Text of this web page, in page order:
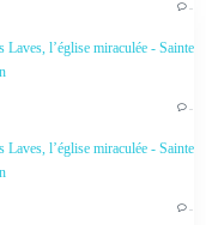
…
l’église miraculée - Sainte
…
l’église miraculée - Sainte
…